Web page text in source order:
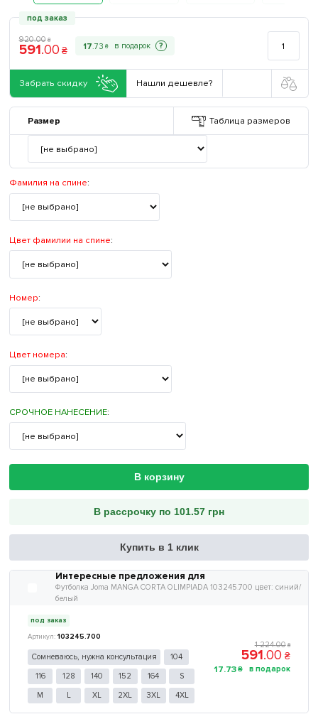
под заказ
920.00 ₴
591.00 ₴ 17.73 ₴ ?
Забрать скидку Нашли дешевле?
Размер Таблица размеров
Фамилия на спине:
Цвет фамилии на спине:
Номер:
Цвет номера:
СРОЧНОЕ НАНЕСЕНИЕ:
В корзину
В рассрочку по 101.57 грн
Купить в 1 клик
Интересные предложения для
Футболка Joma MANGA CORTA OLIMPIADA 103245.700 цвет: синий/
белый
под заказ
103245.700
Сомневаюсь, нужна консультация 104
116 128 140 152 164 S
M L XL 2XL 3XL 4XL
1 224.00 ₴
591.00 ₴
17.73₴